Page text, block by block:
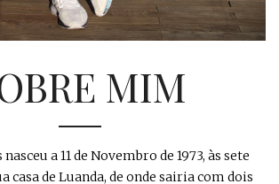
MIM
a 11 de Novembro de 1973, às sete
casa de Luanda, de onde sairia com dois